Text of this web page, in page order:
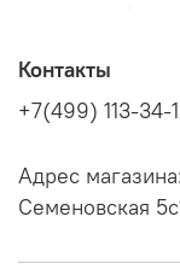
Контакты
+7(499) 113-34-
Адрес
Семеновская